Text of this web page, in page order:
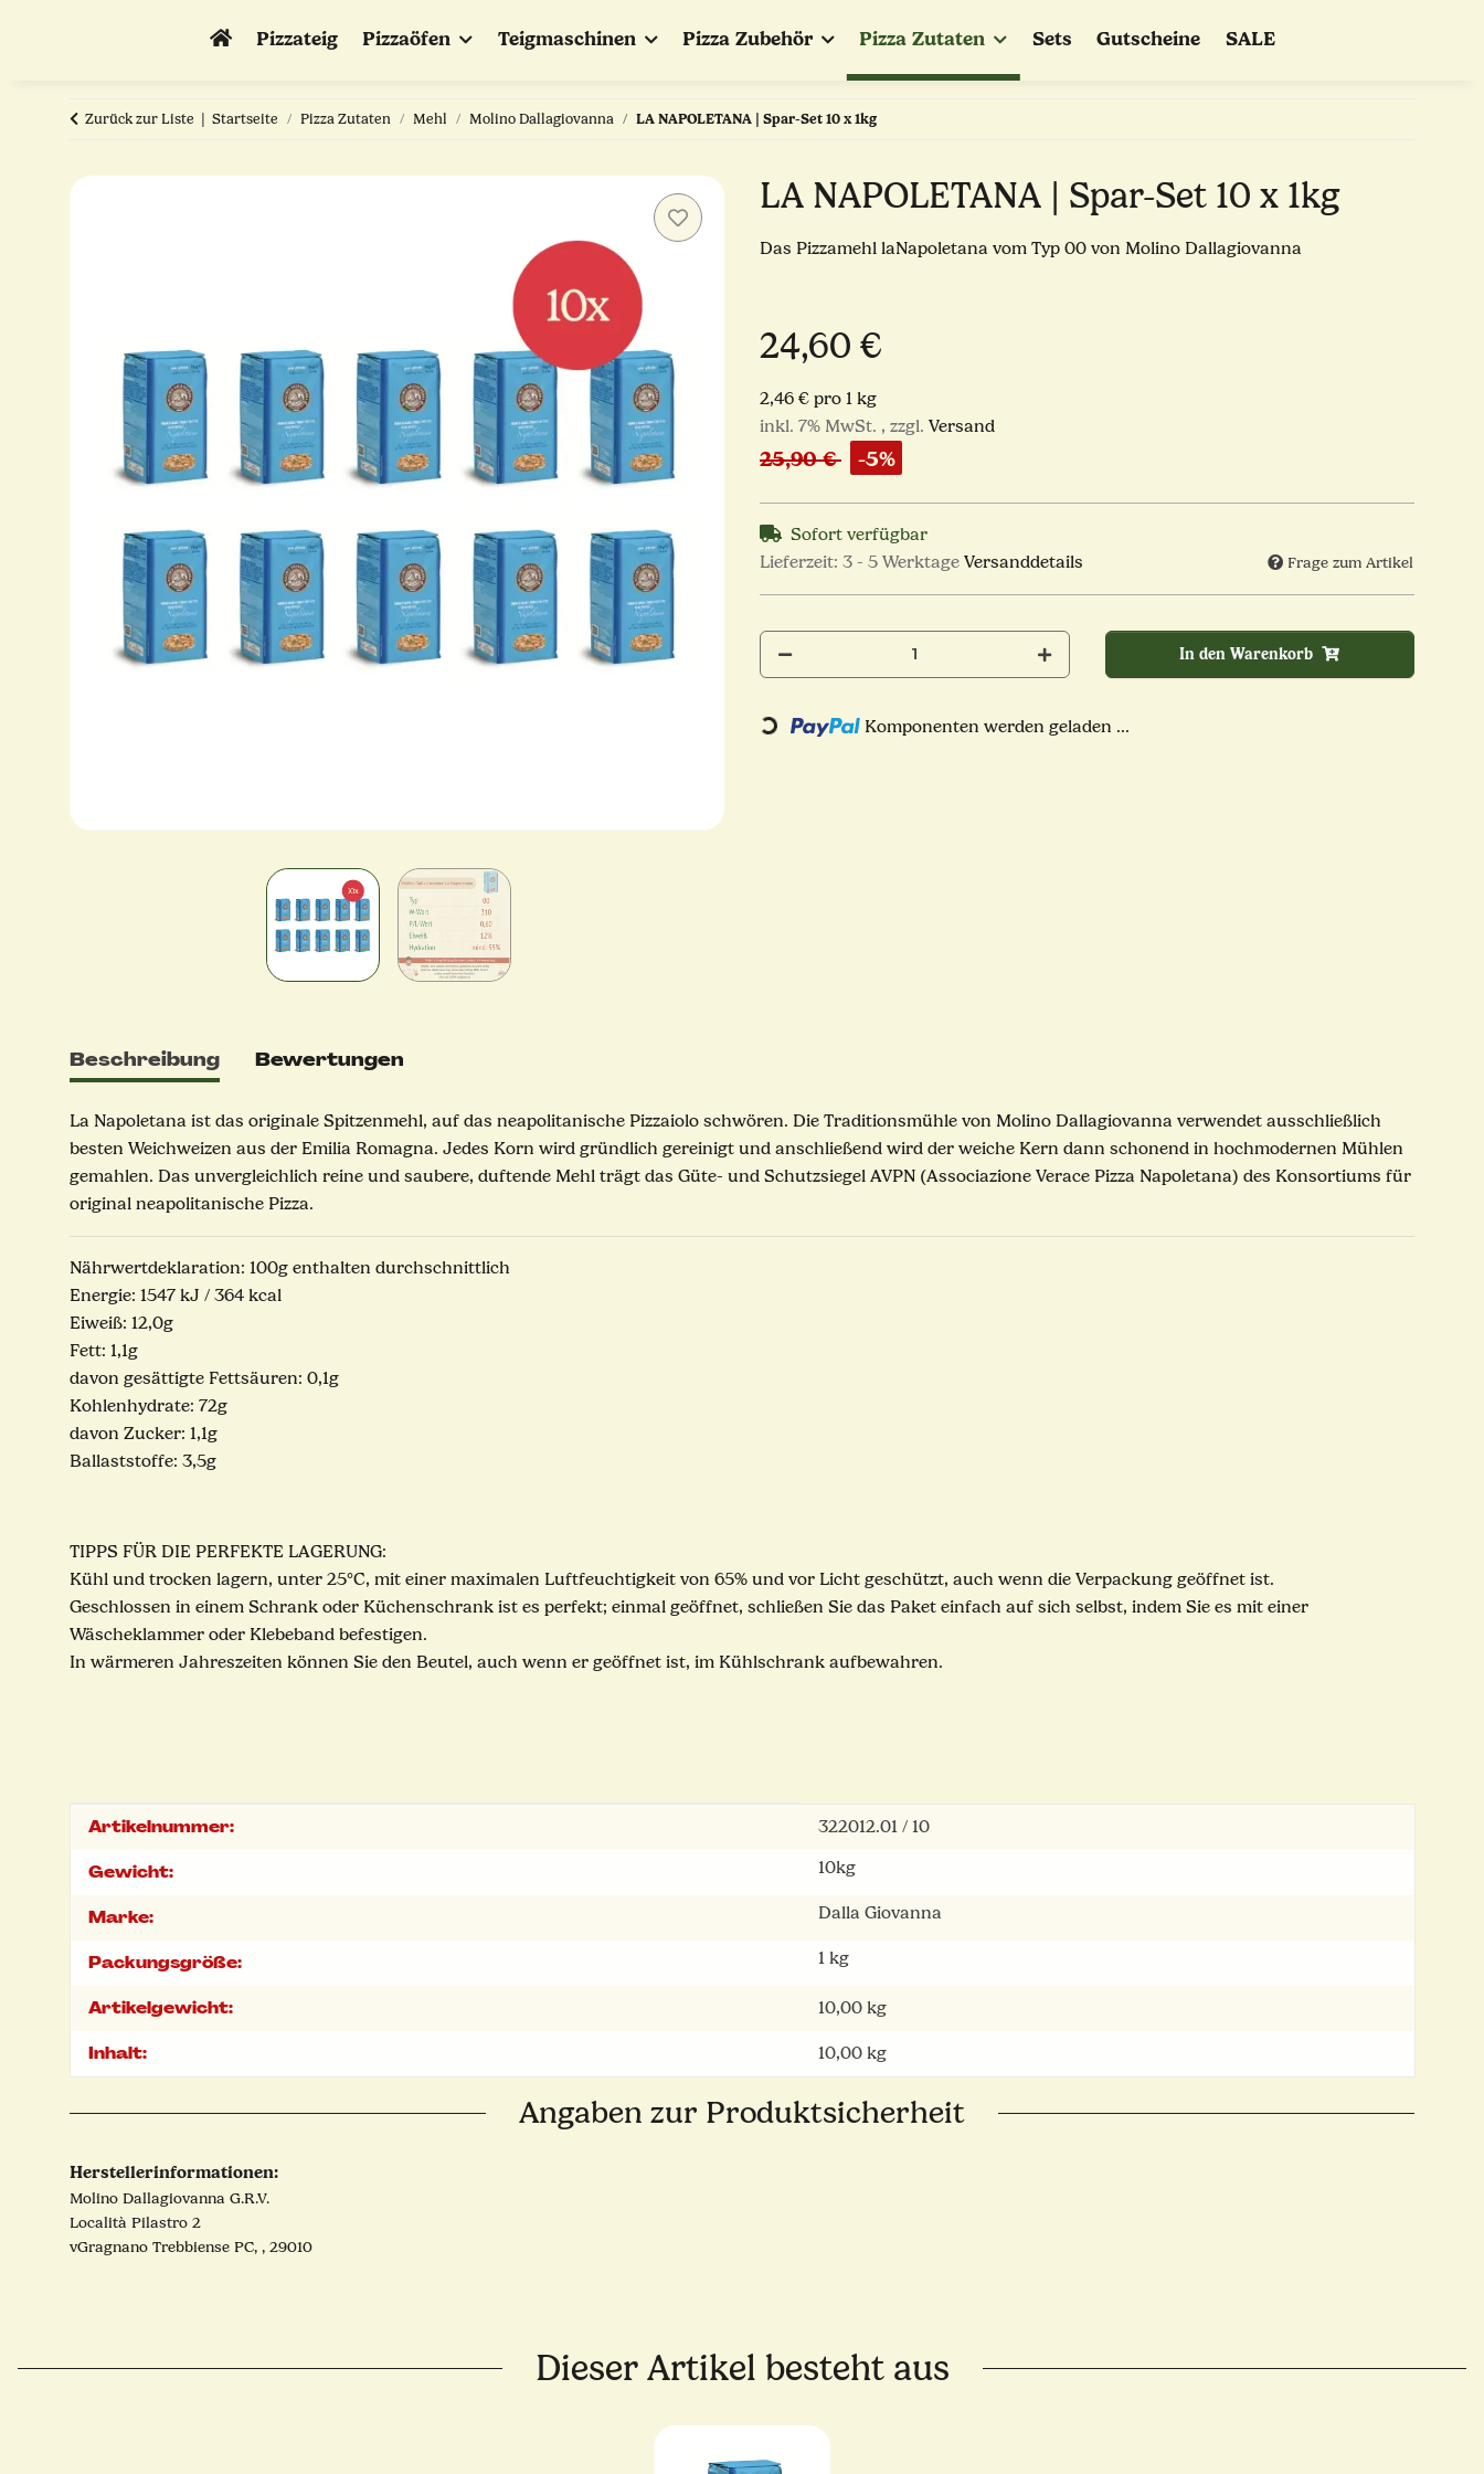
Pizzateig Pizzaöfen Teigmaschinen Pizza Zubehör Pizza Zutaten Sets Gutscheine SALE
Zurück zur Liste Startseite Pizza Zutaten Mehl Molino Dallagiovanna LA NAPOLETANA | Spar-Set 10 x 1kg
LA NAPOLETANA | Spar-Set 10 x 1kg
Das Pizzamehl laNapoletana vom Typ 00 von Molino Dallagiovanna
24,60 €
2,46 € pro 1 kg
inkl. 7% MwSt. , zzgl. Versand
25,90 € -5%
Sofort verfügbar
Lieferzeit: 3 - 5 Werktage Versanddetails Frage zum Artikel
In den Warenkorb
Loading... Komponenten werden geladen ...
Beschreibung Bewertungen
La Napoletana ist das originale Spitzenmehl, auf das neapolitanische Pizzaiolo schwören. Die Traditionsmühle von Molino Dallagiovanna verwendet ausschließlich
besten Weichweizen aus der Emilia Romagna. Jedes Korn wird gründlich gereinigt und anschließend wird der weiche Kern dann schonend in hochmodernen Mühlen
gemahlen. Das unvergleichlich reine und saubere, duftende Mehl trägt das Güte- und Schutzsiegel AVPN (Associazione Verace Pizza Napoletana) des Konsortiums für
original neapolitanische Pizza.
Nährwertdeklaration: 100g enthalten durchschnittlich
Energie: 1547 kJ / 364 kcal
Eiweiß: 12,0g
Fett: 1,1g
davon gesättigte Fettsäuren: 0,1g
Kohlenhydrate: 72g
davon Zucker: 1,1g
Ballaststoffe: 3,5g
TIPPS FÜR DIE PERFEKTE LAGERUNG:
Kühl und trocken lagern, unter 25°C, mit einer maximalen Luftfeuchtigkeit von 65% und vor Licht geschützt, auch wenn die Verpackung geöffnet ist.
Geschlossen in einem Schrank oder Küchenschrank ist es perfekt; einmal geöffnet, schließen Sie das Paket einfach auf sich selbst, indem Sie es mit einer
Wäscheklammer oder Klebeband befestigen.
In wärmeren Jahreszeiten können Sie den Beutel, auch wenn er geöffnet ist, im Kühlschrank aufbewahren.
Produkteigenschaft
Wert
Artikelnummer: 322012.01 / 10
Gewicht: 10kg
Marke: Dalla Giovanna
Packungsgröße: 1 kg
Artikelgewicht: 10,00 kg
Inhalt: 10,00 kg
Angaben zur Produktsicherheit
Herstellerinformationen:
Molino Dallagiovanna G.R.V.
Località Pilastro 2
vGragnano Trebbiense PC, , 29010
Dieser Artikel besteht aus